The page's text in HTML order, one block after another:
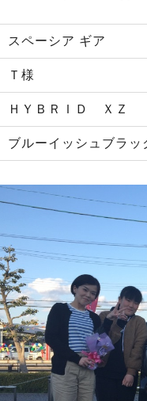
スペーシア ギア
Ｔ様
ＨＹＢＲＩＤ ＸＺ
ブルーイッシュブラッ